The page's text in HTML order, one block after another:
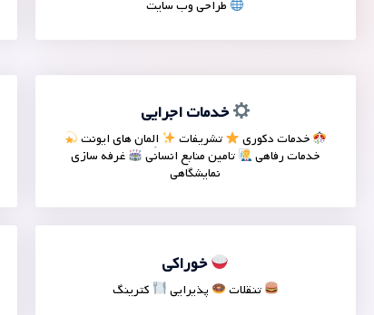
طراحی وب سایت
خدمات اجرایی
خدمات دکوری تشریفات
اِلمان های ایونت
خدمات رفاهی
تامین منابع انسانی
غرفه سازی
نمایشگاهی
خوراکی
تنقلات پذیرایی کترینگ